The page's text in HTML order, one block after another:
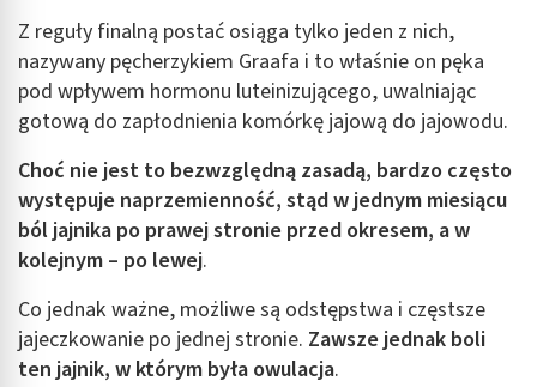
Z reguły finalną postać osiąga tylko jeden z nich,
nazywany pęcherzykiem Graafa i to właśnie on pęka
pod wpływem hormonu luteinizującego, uwalniając
gotową do zapłodnienia komórkę jajową do jajowodu.
Choć nie jest to bezwzględną zasadą, bardzo często
występuje naprzemienność, stąd w jednym miesiącu
ból jajnika po prawej stronie przed okresem, a w
kolejnym – po lewej.
Co jednak ważne, możliwe są odstępstwa i częstsze
jajeczkowanie po jednej stronie. Zawsze jednak boli
ten jajnik, w którym była owulacja.